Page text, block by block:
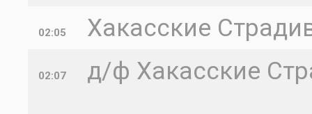
02:05 Хакасские
02:07
д/ф Хакасские